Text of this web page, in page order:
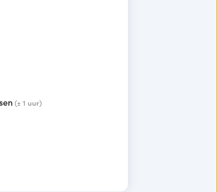
(± 1 uur)